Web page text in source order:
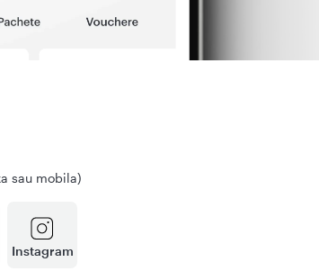
Instagram
sau mobila)